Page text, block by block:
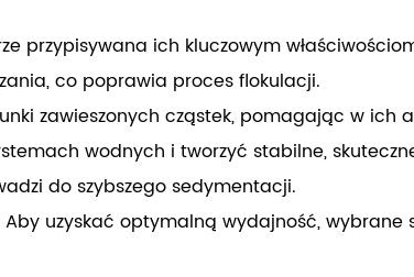
przypisywana ich kluczowym
co poprawia proces flokulacji.
zawieszonych cząstek, pomagając w ich
wodnych i tworzyć stabilne,
do szybszego sedymentacji.
uzyskać optymalną wydajność, wybrane